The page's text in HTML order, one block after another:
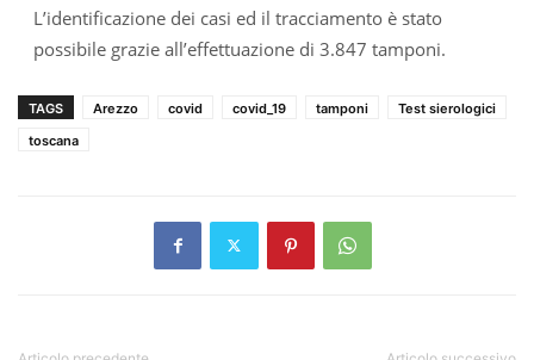
L’identificazione dei casi ed il tracciamento è stato
possibile grazie all’effettuazione di 3.847 tamponi.
TAGS Arezzo covid covid_19 tamponi
Test sierologici
toscana